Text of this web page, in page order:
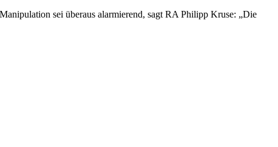
sei überaus alarmierend, sagt RA Philipp Kruse: „Die